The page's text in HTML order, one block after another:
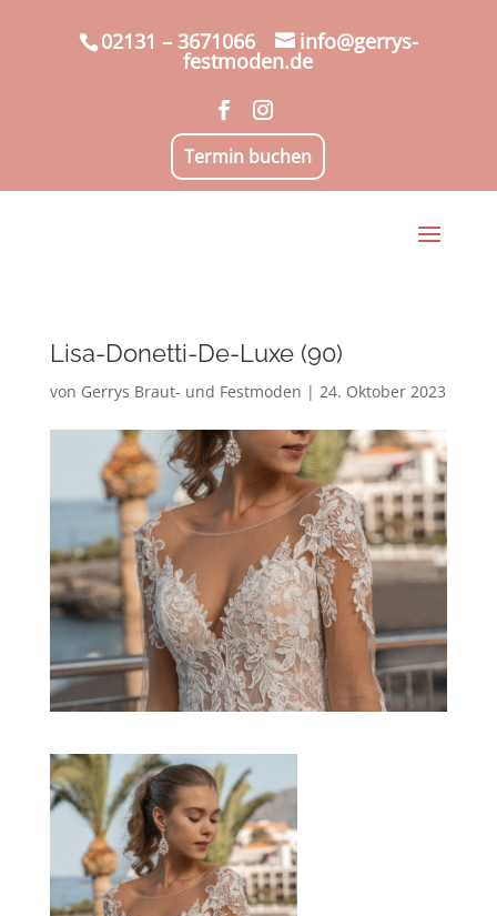
02131 – 3671066 info@gerrys-
festmoden.de
Termin buchen
Lisa-Donetti-De-Luxe (90)
von Gerrys Braut- und Festmoden | 24. Oktober 2023